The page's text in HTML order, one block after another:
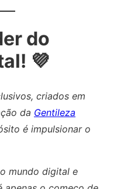
do
💜
criados em
da Gentileza
é impulsionar o
mundo digital e